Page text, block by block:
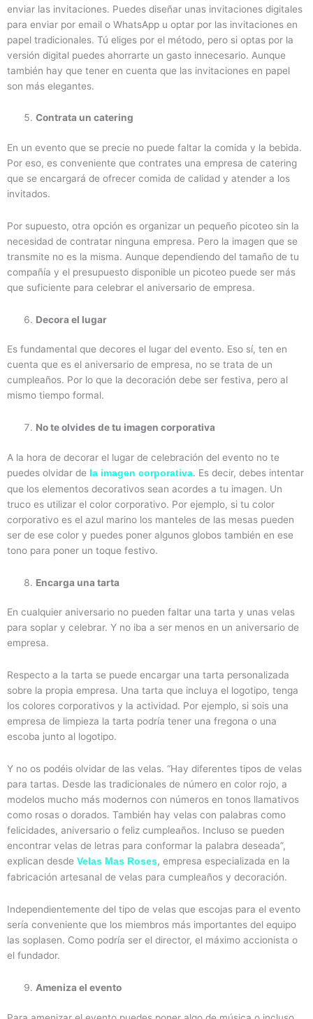
enviar las invitaciones. Puedes diseñar unas invitaciones digitales
para enviar por email o WhatsApp u optar por las invitaciones en
papel tradicionales. Tú eliges por el método, pero si optas por la
versión digital puedes ahorrarte un gasto innecesario. Aunque
también hay que tener en cuenta que las invitaciones en papel
son más elegantes.
Contrata un catering
En un evento que se precie no puede faltar la comida y la bebida.
Por eso, es conveniente que contrates una empresa de catering
que se encargará de ofrecer comida de calidad y atender a los
invitados.
Por supuesto, otra opción es organizar un pequeño picoteo sin la
necesidad de contratar ninguna empresa. Pero la imagen que se
transmite no es la misma. Aunque dependiendo del tamaño de tu
compañía y el presupuesto disponible un picoteo puede ser más
que suficiente para celebrar el aniversario de empresa.
Decora el lugar
Es fundamental que decores el lugar del evento. Eso sí, ten en
cuenta que es el aniversario de empresa, no se trata de un
cumpleaños. Por lo que la decoración debe ser festiva, pero al
mismo tiempo formal.
No te olvides de tu imagen corporativa
A la hora de decorar el lugar de celebración del evento no te
puedes olvidar de la imagen corporativa. Es decir, debes intentar
que los elementos decorativos sean acordes a tu imagen. Un
truco es utilizar el color corporativo. Por ejemplo, si tu color
corporativo es el azul marino los manteles de las mesas pueden
ser de ese color y puedes poner algunos globos también en ese
tono para poner un toque festivo.
Encarga una tarta
En cualquier aniversario no pueden faltar una tarta y unas velas
para soplar y celebrar. Y no iba a ser menos en un aniversario de
empresa.
Respecto a la tarta se puede encargar una tarta personalizada
sobre la propia empresa. Una tarta que incluya el logotipo, tenga
los colores corporativos y la actividad. Por ejemplo, si sois una
empresa de limpieza la tarta podría tener una fregona o una
escoba junto al logotipo.
Y no os podéis olvidar de las velas. “Hay diferentes tipos de velas
para tartas. Desde las tradicionales de número en color rojo, a
modelos mucho más modernos con números en tonos llamativos
como rosas o dorados. También hay velas con palabras como
felicidades, aniversario o feliz cumpleaños. Incluso se pueden
encontrar velas de letras para conformar la palabra deseada”,
explican desde Velas Mas Roses, empresa especializada en la
fabricación artesanal de velas para cumpleaños y decoración.
Independientemente del tipo de velas que escojas para el evento
sería conveniente que los miembros más importantes del equipo
las soplasen. Como podría ser el director, el máximo accionista o
el fundador.
Ameniza el evento